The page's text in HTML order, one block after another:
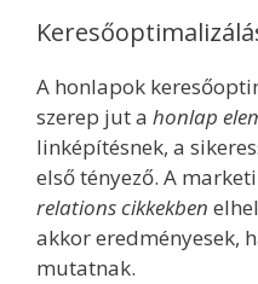
A honlapok
szerep jut a honlap
linképítésnek, a
első tényező. A
relations cikkekben
akkor eredményesek,
mutatnak.